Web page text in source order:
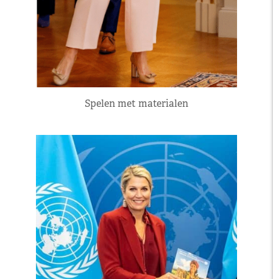
Spelen met materialen